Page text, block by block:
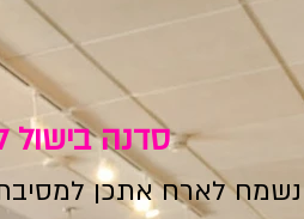
סדנה בישול
נשמח לארח אתכן למסיבת